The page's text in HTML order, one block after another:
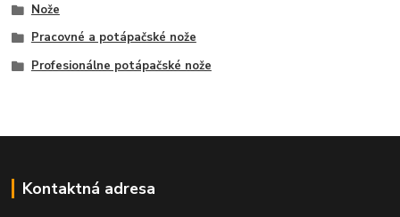
Nože
Pracovné a potápačské nože
Profesionálne potápačské nože
Kontaktná adresa